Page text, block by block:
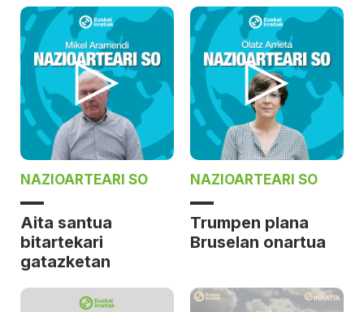
NAZIOARTEARI SO
Aita santua
bitartekari
gatazketan
NAZIOARTEARI SO
Trumpen plana
Bruselan onartua